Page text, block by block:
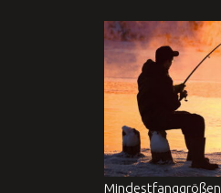
Mindestfanggrößen